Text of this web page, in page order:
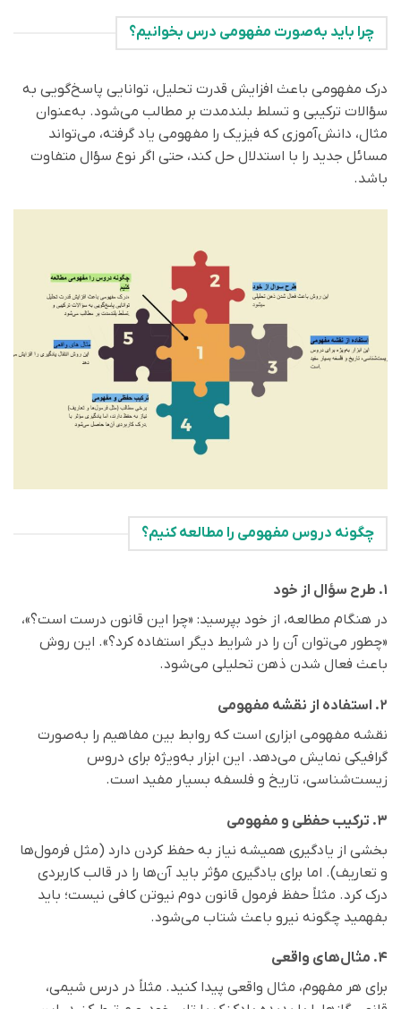
چرا باید به‌صورت مفهومی درس بخوانیم؟
درک مفهومی باعث افزایش قدرت تحلیل، توانایی پاسخ‌گویی به
سؤالات ترکیبی و تسلط بلندمدت بر مطالب می‌شود. به‌عنوان
مثال، دانش‌آموزی که فیزیک را مفهومی یاد گرفته، می‌تواند
مسائل جدید را با استدلال حل کند، حتی اگر نوع سؤال متفاوت
باشد.
چگونه دروس مفهومی را مطالعه کنیم؟
۱. طرح سؤال از خود
در هنگام مطالعه، از خود بپرسید: «چرا این قانون درست است؟»،
«چطور می‌توان آن را در شرایط دیگر استفاده کرد؟». این روش
باعث فعال شدن ذهن تحلیلی می‌شود.
۲. استفاده از نقشه مفهومی
نقشه مفهومی ابزاری است که روابط بین مفاهیم را به‌صورت
گرافیکی نمایش می‌دهد. این ابزار به‌ویژه برای دروس
زیست‌شناسی، تاریخ و فلسفه بسیار مفید است.
۳. ترکیب حفظی و مفهومی
بخشی از یادگیری همیشه نیاز به حفظ کردن دارد (مثل فرمول‌ها
و تعاریف). اما برای یادگیری مؤثر باید آن‌ها را در قالب کاربردی
درک کرد. مثلاً حفظ فرمول قانون دوم نیوتن کافی نیست؛ باید
بفهمید چگونه نیرو باعث شتاب می‌شود.
۴. مثال‌های واقعی
برای هر مفهوم، مثال واقعی پیدا کنید. مثلاً در درس شیمی،